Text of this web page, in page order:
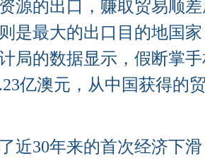
源的出口，赚取贸易顺
是最大的出口目的地国
局的数据显示，假断掌
亿澳元，从中国获得的
30年来的首次经济下滑